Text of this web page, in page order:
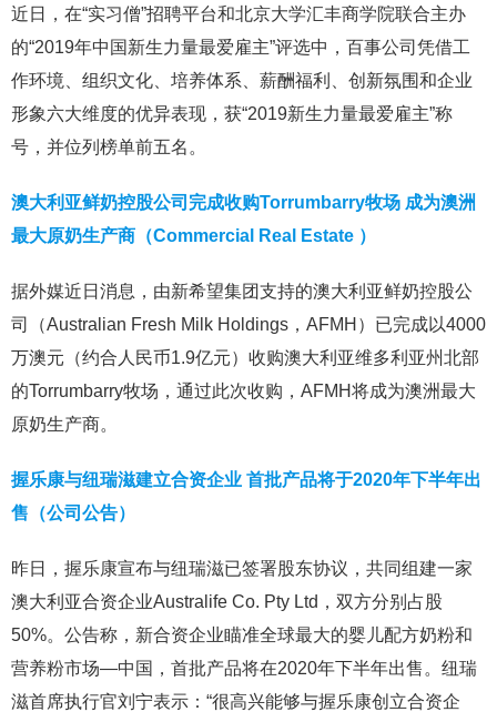
近日，在“实习僧”招聘平台和北京大学汇丰商学院联合主办
的“2019年中国新生力量最爱雇主”评选中，百事公司凭借工
作环境、组织文化、培养体系、薪酬福利、创新氛围和企业
形象六大维度的优异表现，获“2019新生力量最爱雇主”称
号，并位列榜单前五名。
澳大利亚鲜奶控股公司完成收购Torrumbarry牧场 成为澳洲
最大原奶生产商（Commercial Real Estate ）
据外媒近日消息，由新希望集团支持的澳大利亚鲜奶控股公
司（Australian Fresh Milk Holdings，AFMH）已完成以4000
万澳元（约合人民币1.9亿元）收购澳大利亚维多利亚州北部
的Torrumbarry牧场，通过此次收购，AFMH将成为澳洲最大
原奶生产商。
握乐康与纽瑞滋建立合资企业 首批产品将于2020年下半年出
售（公司公告）
昨日，握乐康宣布与纽瑞滋已签署股东协议，共同组建一家
澳大利亚合资企业Australife Co. Pty Ltd，双方分别占股
50%。公告称，新合资企业瞄准全球最大的婴儿配方奶粉和
营养粉市场—中国，首批产品将在2020年下半年出售。纽瑞
滋首席执行官刘宁表示：“很高兴能够与握乐康创立合资企